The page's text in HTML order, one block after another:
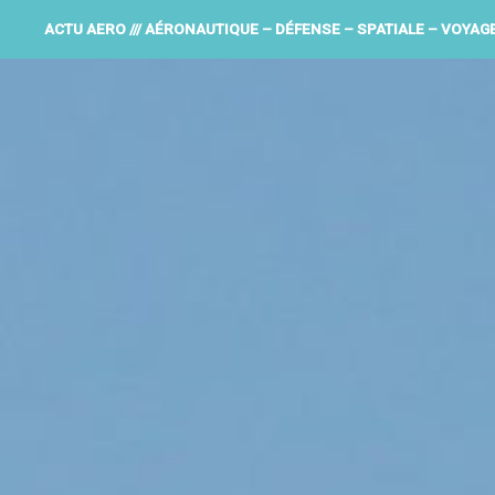
ACTU AERO /// AÉRONAUTIQUE – DÉFENSE – SPATIALE –